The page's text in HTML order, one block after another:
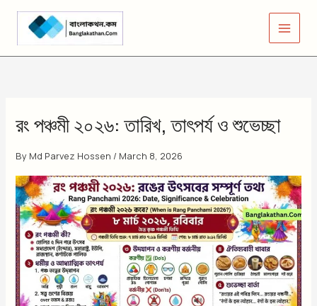
Skip
content
রং পঞ্চমী ২০২৬: তারিখ, তাৎপর্য ও শুভেচ্ছা
By Md Parvez Hossen / March 8, 2026